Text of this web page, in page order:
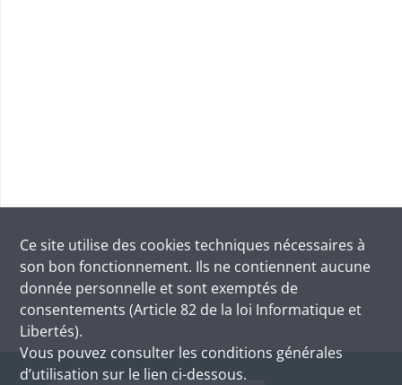
Ce site utilise des cookies techniques nécessaires à
son bon fonctionnement. Ils ne contiennent aucune
donnée personnelle et sont exemptés de
consentements (Article 82 de la loi Informatique et
Libertés).
Vous pouvez consulter les conditions générales
d’utilisation sur le lien ci-dessous.